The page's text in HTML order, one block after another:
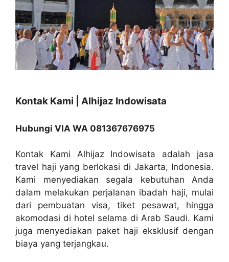
Kontak Kami | Alhijaz Indowisata
Hubungi VIA WA 081367676975
Kontak Kami Alhijaz Indowisata adalah jasa
travel haji yang berlokasi di Jakarta, Indonesia.
Kami menyediakan segala kebutuhan Anda
dalam melakukan perjalanan ibadah haji, mulai
dari pembuatan visa, tiket pesawat, hingga
akomodasi di hotel selama di Arab Saudi. Kami
juga menyediakan paket haji eksklusif dengan
biaya yang terjangkau.